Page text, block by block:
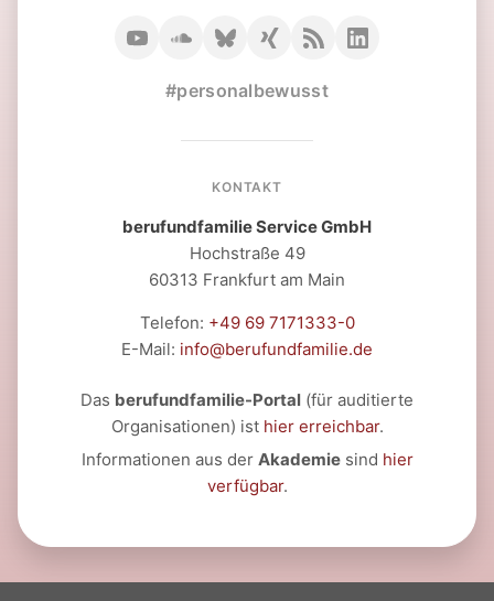
#personalbewusst
KONTAKT
berufundfamilie Service GmbH
Hochstraße 49
60313 Frankfurt am Main
Telefon: +49 69 7171333-0
E-Mail: info@berufundfamilie.de
Das berufundfamilie-Portal (für auditierte
Organisationen) ist hier erreichbar.
Informationen aus der Akademiesind hier
verfügbar.